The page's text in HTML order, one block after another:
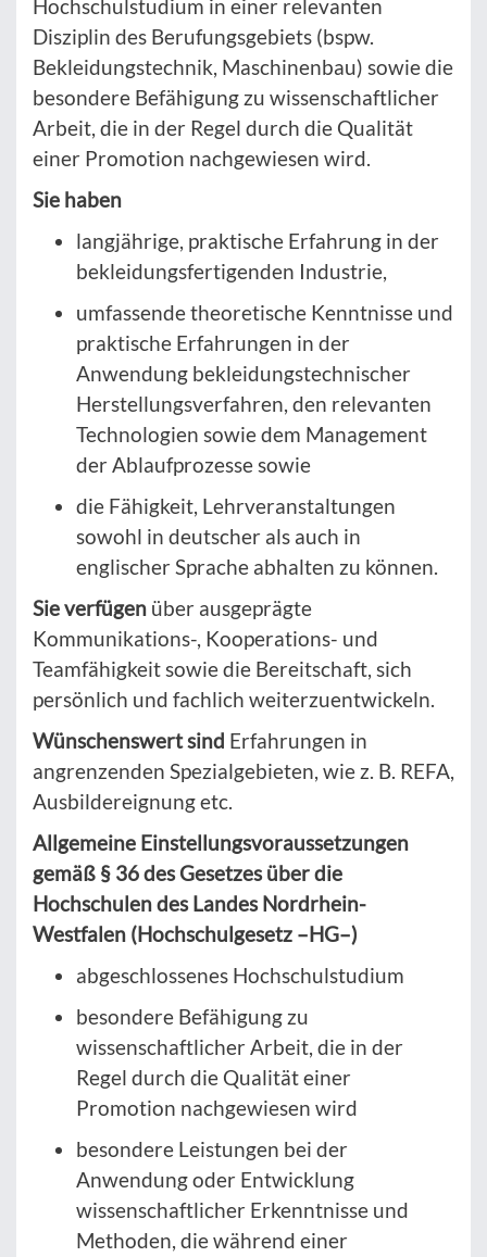
Hochschulstudium in einer relevanten
Disziplin des Berufungsgebiets (bspw.
Bekleidungstechnik, Maschinenbau) sowie die
besondere Befähigung zu wissenschaftlicher
Arbeit, die in der Regel durch die Qualität
einer Promotion nachgewiesen wird.
Sie haben
langjährige, praktische Erfahrung in der
bekleidungsfertigenden Industrie,
umfassende theoretische Kenntnisse und
praktische Erfahrungen in der
Anwendung bekleidungstechnischer
Herstellungsverfahren, den relevanten
Technologien sowie dem Management
der Ablaufprozesse sowie
die Fähigkeit, Lehrveranstaltungen
sowohl in deutscher als auch in
englischer Sprache abhalten zu können.
Sie verfügen über ausgeprägte
Kommunikations-, Kooperations- und
Teamfähigkeit sowie die Bereitschaft, sich
persönlich und fachlich weiterzuentwickeln.
Wünschenswert sind Erfahrungen in
angrenzenden Spezialgebieten, wie z. B. REFA,
Ausbildereignung etc.
Allgemeine Einstellungsvoraussetzungen
gemäß § 36 des Gesetzes über die
Hochschulen des Landes Nordrhein-
Westfalen (Hochschulgesetz –HG–)
abgeschlossenes Hochschulstudium
besondere Befähigung zu
wissenschaftlicher Arbeit, die in der
Regel durch die Qualität einer
Promotion nachgewiesen wird
besondere Leistungen bei der
Anwendung oder Entwicklung
wissenschaftlicher Erkenntnisse und
Methoden, die während einer